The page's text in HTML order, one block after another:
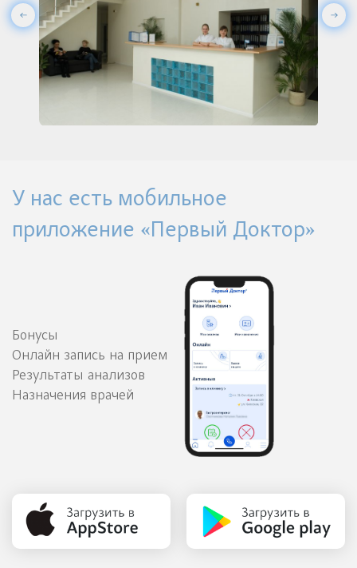
У нас есть мобильное
приложение «Первый Доктор»
Бонусы
Онлайн запись на прием
Результаты анализов
Назначения врачей